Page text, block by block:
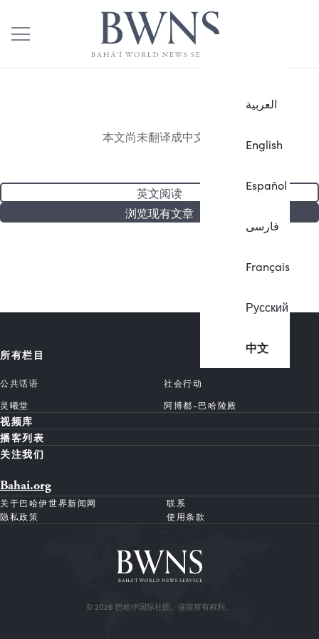
العربية
English
Español
فارسی
Français
Русский
中文
本文尚未翻译成中文。
英文阅读
浏览现有文章
所有栏目
公共话语
社会行动
灵曦堂
阿博都-巴哈陵殿
视频库
播客列表
关注我们
Bahai.org
关于巴哈伊世界新闻网
联系
隐私政策
使用条款
© 2026 巴哈伊国际社团。保留所有权利。